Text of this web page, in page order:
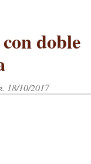
doble
18/10/2017